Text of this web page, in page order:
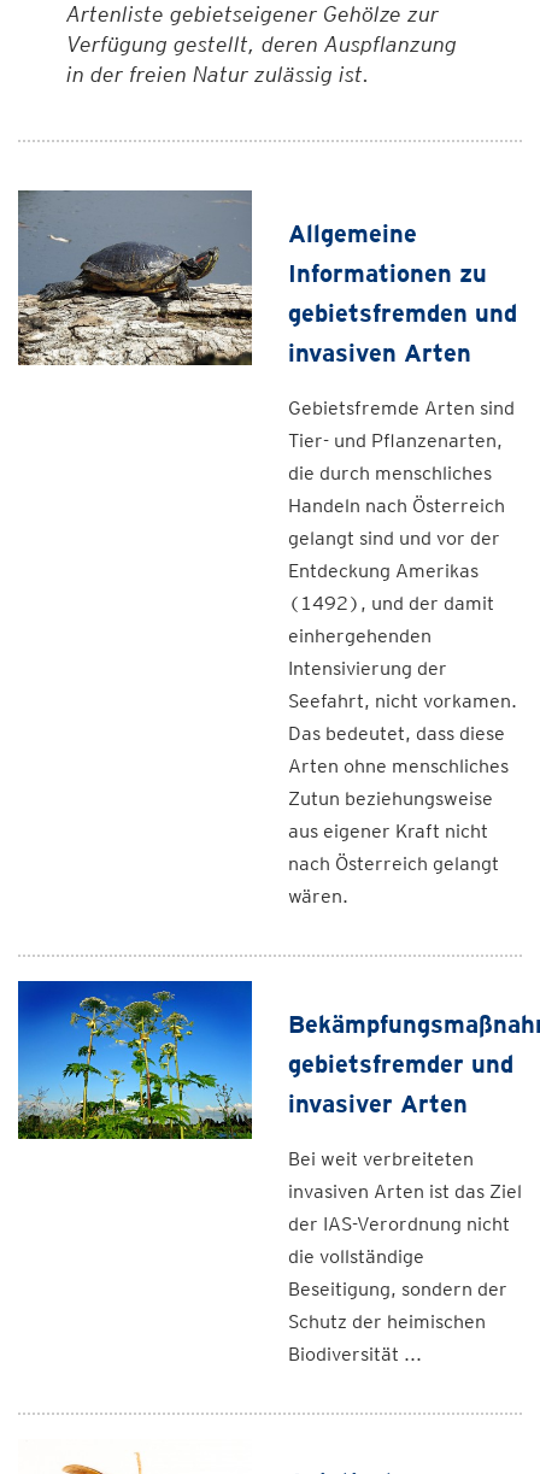
Artenliste gebietseigener Gehölze zur
Verfügung gestellt, deren Auspflanzung
in der freien Natur zulässig ist.
Allgemeine
Informationen zu
gebietsfremden und
invasiven Arten
Gebietsfremde Arten sind
Tier- und Pflanzenarten,
die durch menschliches
Handeln nach Österreich
gelangt sind und vor der
Entdeckung Amerikas
(1492), und der damit
einhergehenden
Intensivierung der
Seefahrt, nicht vorkamen.
Das bedeutet, dass diese
Arten ohne menschliches
Zutun beziehungsweise
aus eigener Kraft nicht
nach Österreich gelangt
wären.
gebietsfremder und
invasiver Arten
Bei weit verbreiteten
invasiven Arten ist das Ziel
der IAS-Verordnung nicht
die vollständige
Beseitigung, sondern der
Schutz der heimischen
Biodiversität ...